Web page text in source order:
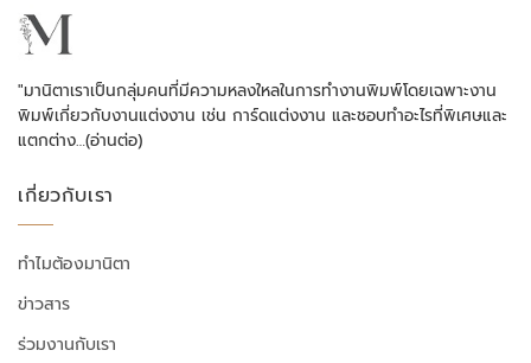
"มานิตาเราเป็นกลุ่มคนที่มีความหลงใหลในการทำงานพิมพ์โดยเฉพาะงาน
พิมพ์เกี่ยวกับงานแต่งงาน เช่น การ์ดแต่งงาน และชอบทำอะไรที่พิเศษและ
แตกต่าง…(อ่านต่อ)
เกี่ยวกับเรา
ทำไมต้องมานิตา
ข่าวสาร
ร่วมงานกับเรา